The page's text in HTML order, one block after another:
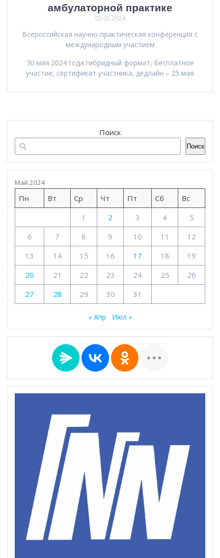
амбулаторной практике
02.05.2024
Всероссийская научно-практическая конференция с
международным участием
30 мая 2024 года гибридный формат, бесплатное
участие, сертификат участника, дедлайн – 25 мая
Поиск
Поиск
Май 2024
Пн Вт Ср Чт Пт Сб
Вс
1
2 3 4
5
6
7 8 9 10 11
12
13
14 15 16 17 18
19
20
21 22 23 24 25
26
27
28 29 30 31
« Апр Июл »